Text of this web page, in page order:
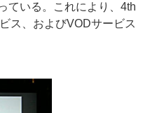
ている。これにより、4th
ス、およびVODサービス